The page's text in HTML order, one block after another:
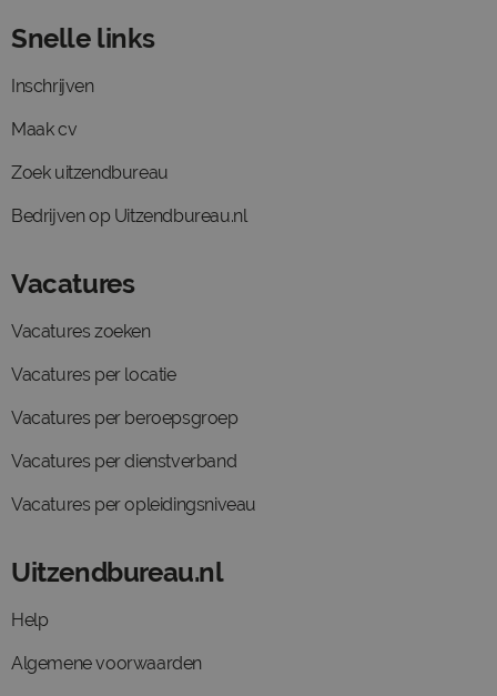
Snelle links
Inschrijven
Maak cv
Zoek uitzendbureau
Bedrijven op Uitzendbureau.nl
Vacatures
Vacatures zoeken
Vacatures per locatie
Vacatures per beroepsgroep
Vacatures per dienstverband
Vacatures per opleidingsniveau
Uitzendbureau.nl
Help
Algemene voorwaarden